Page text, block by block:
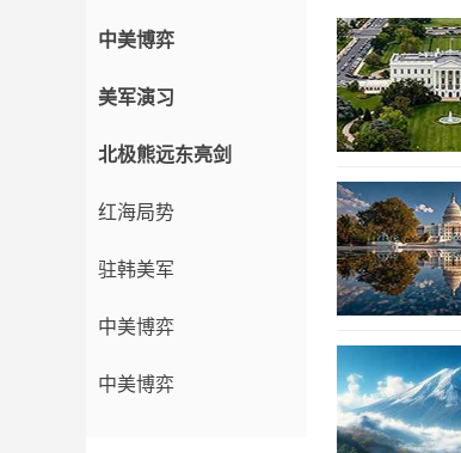
中美博弈
美军演习
北极熊远东亮剑
红海局势
驻韩美军
中美博弈
中美博弈